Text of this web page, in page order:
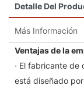
Detalle Del
Más Información
Ventajas de la
· El fabricante
está diseñado